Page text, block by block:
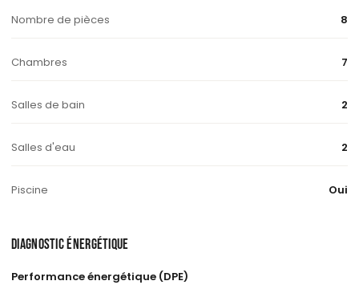
Nombre de pièces 8
Chambres 7
Salles de bain 2
Salles d'eau 2
Piscine Oui
DIAGNOSTIC ÉNERGÉTIQUE
Performance énergétique (DPE)